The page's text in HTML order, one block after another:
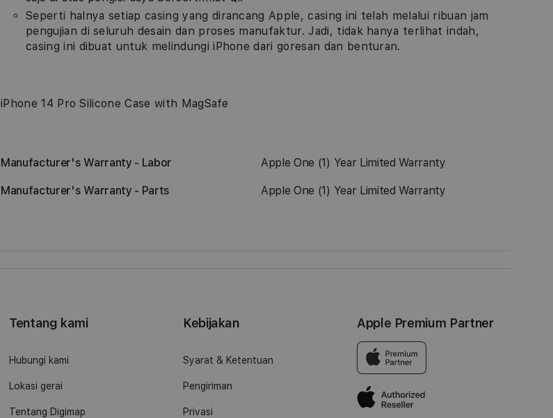
Seperti halnya setiap casing yang dirancang Apple, casing ini telah melalui ribuan jam
pengujian di seluruh desain dan proses manufaktur. Jadi, tidak hanya terlihat indah,
casing ini dibuat untuk melindungi iPhone dari goresan dan benturan.
iPhone 14 Pro Silicone Case with MagSafe
Manufacturer's Warranty - Labor Apple One (1) Year Limited Warranty
Manufacturer's Warranty - Parts Apple One (1) Year Limited Warranty
Tentang kami
Hubungi kami
Lokasi gerai
Tentang Digimap
Kebijakan
Syarat & Ketentuan
Pengiriman
Privasi
Apple Premium Partner